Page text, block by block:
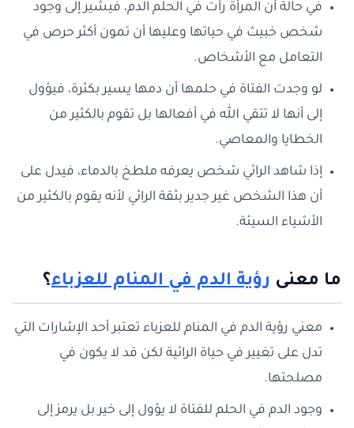
في حالة أن المرأة رأت في الحلم الدم، فيشير إلى وجود
شخص خبيث في حياتها وعليها أن تمون أكثر حرص في
التعامل مع الأشخاص.
لو وجدت الفتاة في حلمها أن دمها يسير بكثرة، فيؤول
إلى أنها لا تتقي الله في أفعالها بل تقوم بالكثير من
الخطايا والمعاصي.
إذا شاهد الرائي شخص يعرفه ملطخ بالدماء، فيدل على
أن هذا الشخص غير جدير بثقة الرائي لأنه يقوم بالكثير من
الأشياء السيئة.
ما معنى رؤية الدم في المنام للعزباء؟
معني رؤية الدم في المنام للعزباء تعتبر أحد الإشارات التي
تدل على تغيير في حياة الرائية لكن قد لا يكون في
مصلحتها.
وجود الدم في الحلم للفتاة لا يؤول إلى خير بل يرمز إلى